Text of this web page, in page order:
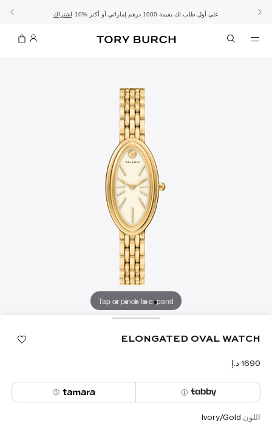
الموسم الجديد: إطلالات العملتسوّقي التشكيلة تشكيلة عيد الأضحىتسوقي اشتراك 10% على أول طلب لك بقيمة 1000 درهم إماراتي أو أكثر تفاصيل - الشحن المجاني تفاصيل - تسوق الآن واستلم في المتجر
Tap or pinch to expand
ELONGATED OVAL WATCH
اللون Ivory/Gold